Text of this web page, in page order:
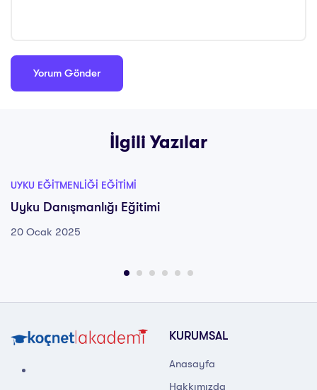
İlgili Yazılar
UYKU EĞITMENLIĞI EĞITIMI
Uyku Danışmanlığı Eğitimi
20 Ocak 2025
KURUMSAL
Anasayfa
Hakkımızda